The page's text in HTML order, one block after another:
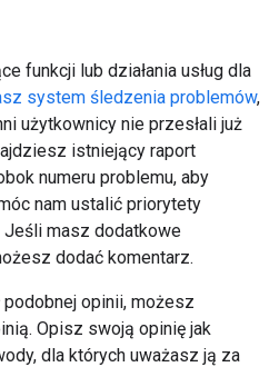
funkcji lub działania usług dla
system śledzenia problemów,
użytkownicy nie przesłali już
istniejący raport
numeru problemu, aby
nam ustalić priorytety
Jeśli masz dodatkowe
dodać komentarz.
podobnej opinii, możesz
Opisz swoją opinię jak
dla których uważasz ją za